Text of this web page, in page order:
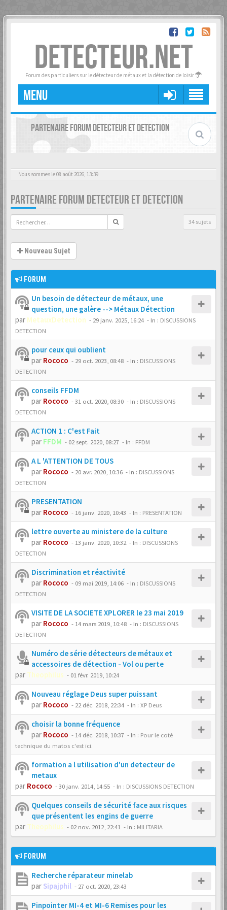
DETECTEUR.NET
Forum des particuliers sur le détecteur de métaux et la détection de loisir
MENU
PARTENAIRE FORUM DETECTEUR ET DETECTION
Nous sommes le 08 août 2026, 13:39
PARTENAIRE FORUM DETECTEUR ET DETECTION
34 sujets
Nouveau Sujet
FORUM
Un besoin de détecteur de métaux, une
question, une galère --> Métaux Détection
par MetauxDetection - 29 janv. 2025, 16:24 - In : DISCUSSIONS
DETECTION
pour ceux qui oublient
par Rococo - 29 oct. 2023, 08:48 - In : DISCUSSIONS
DETECTION
conseils FFDM
par Rococo -31 oct. 2020, 08:30 - In : DISCUSSIONS
DETECTION
ACTION 1 : C'est Fait
par FFDM - 02 sept. 2020, 08:27 - In : FFDM
A L 'ATTENTION DE TOUS
par Rococo - 20 avr. 2020, 10:36 - In : DISCUSSIONS
DETECTION
PRESENTATION
par Rococo - 16 janv. 2020, 10:43 - In : PRESENTATION
lettre ouverte au ministere de la culture
par Rococo - 13 janv. 2020, 10:32 - In : DISCUSSIONS
DETECTION
Discrimination et réactivité
par Rococo - 09 mai 2019, 14:06 - In : DISCUSSIONS
DETECTION
VISITE DE LA SOCIETE XPLORER le 23 mai 2019
par Rococo - 14 mars 2019, 10:48 - In : DISCUSSIONS
DETECTION
Numéro de série détecteurs de métaux et
accessoires de détection - Vol ou perte
par Theophilus - 01 févr. 2019, 10:24
Nouveau réglage Deus super puissant
par Rococo - 22 déc. 2018, 22:34 - In : XP Deus
choisir la bonne fréquence
par Rococo - 14 déc. 2018, 10:37 - In : Pour le coté
technique du matos c'est ici.
formation a l utilisation d'un detecteur de
metaux
par Rococo -30 janv. 2014, 14:55 - In : DISCUSSIONS DETECTION
Quelques conseils de sécurité face aux risques
que présentent les engins de guerre
par Theophilus - 02 nov. 2012, 22:41 - In : MILITARIA
FORUM
Recherche réparateur minelab
par Sipajphil - 27 oct. 2020, 23:43
Pinpointer MI-4 et MI-6 Remises pour les